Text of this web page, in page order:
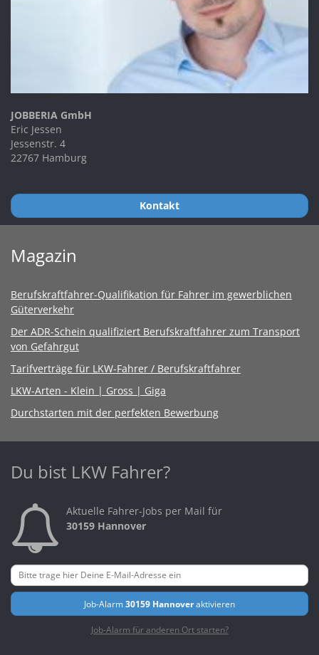
JOBBERIA GmbH
Eric Jessen
Jessenstr. 4
22767 Hamburg
Kontakt
Magazin
Berufskraftfahrer-Qualifikation für Fahrer im gewerblichen
Güterverkehr
Der ADR-Schein qualifiziert Berufskraftfahrer zum Transport
von Gefahrgut
Tarifverträge für LKW-Fahrer / Berufskraftfahrer
LKW-Arten - Klein | Gross | Giga
Durchstarten mit der perfekten Bewerbung
Du bist LKW Fahrer?
Aktuelle Fahrer-Jobs per Mail für
30159 Hannover
Job-Alarm30159 Hannoveraktivieren
Job-Alarm für anderen Ort starten?